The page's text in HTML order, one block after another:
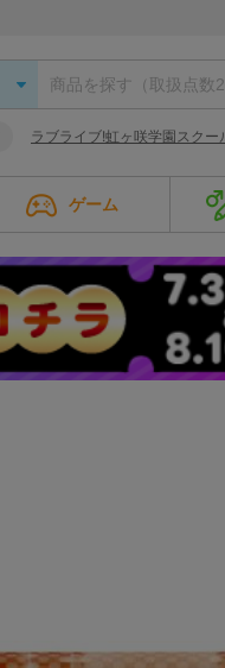
ラブライブ!虹ヶ咲学園スクー
ゲーム